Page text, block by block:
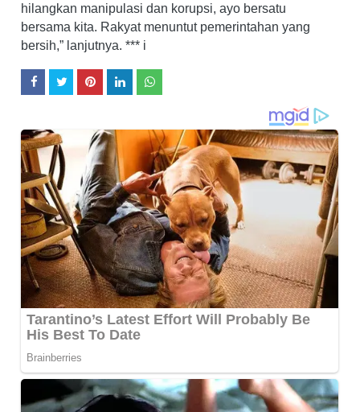
hilangkan manipulasi dan korupsi, ayo bersatu
bersama kita. Rakyat menuntut pemerintahan yang
bersih,” lanjutnya. *** i